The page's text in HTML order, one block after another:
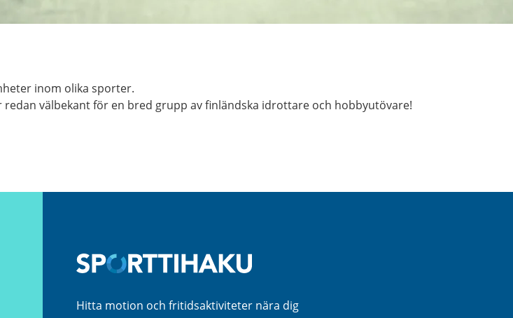
inom olika sporter.
välbekant för en bred grupp av finländska idrottare och hobbyutövare!
Hitta motion och fritidsaktiviteter nära dig